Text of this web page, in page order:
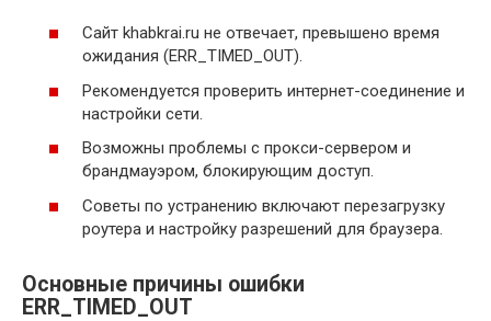
Сайт khabkrai.ru не отвечает, превышено время
ожидания (ERR_TIMED_OUT).
Рекомендуется проверить интернет-соединение и
настройки сети.
Возможны проблемы с прокси-сервером и
брандмауэром, блокирующим доступ.
Советы по устранению включают перезагрузку
роутера и настройку разрешений для браузера.
Основные причины ошибки
ERR_TIMED_OUT